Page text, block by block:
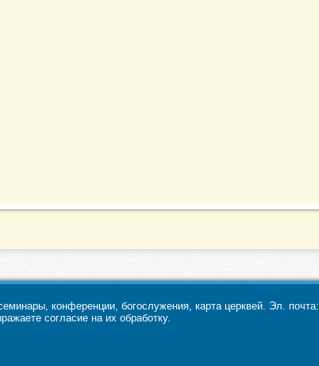
конференции, богослужения, карта церквей. Эл. почта:
согласие на их обработку.